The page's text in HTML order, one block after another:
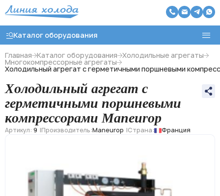
Каталог оборудования
Холодильные агрегаты
Холодильные моноблоки
Главная Каталог оборудования Холодильные агрегаты
Многокомпрессорные агрегаты
Холодильный агрегат с герметичными поршневыми
Холодильный агрегат с
герметичными поршневыми
компрессорами Maneurop
Артикул: 9 Производитель:Maneurop Страна: Франция